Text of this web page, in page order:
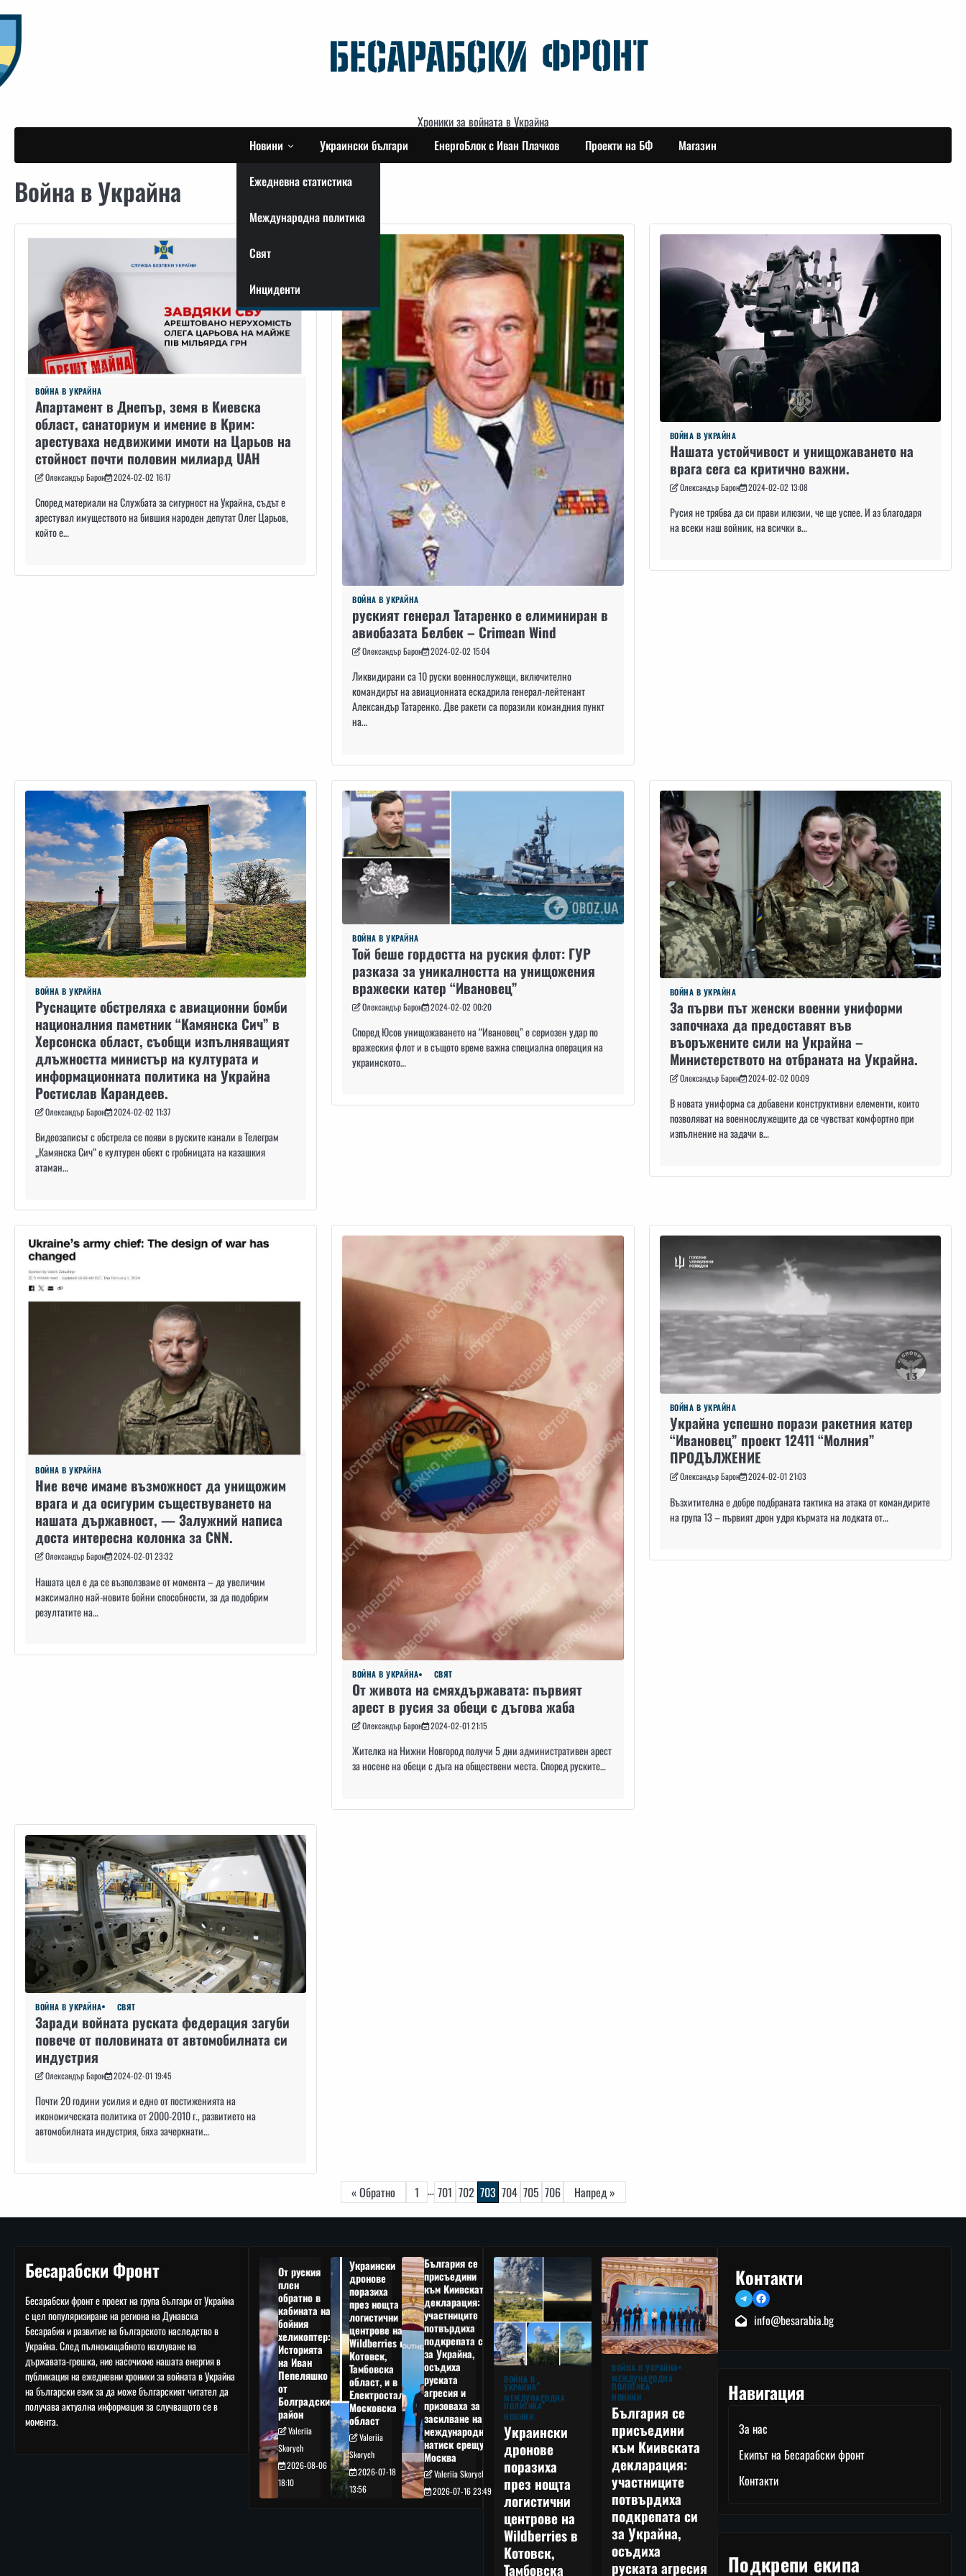
to
content
Хроники за войната в Украйна
Новини
Ежедневна статистика
Международна политика
Свят
Инциденти
Украински българи ЕнергоБлок с Иван Плачков Проекти на БФ Магазин
Война в Украйна
ВОЙНА В УКРАЙНА
Апартамент в Днепър, земя в Киевска
област, санаториум и имение в Крим:
арестуваха недвижими имоти на Царьов на
стойност почти половин милиард UAH
Олександър Барон 2024-02-02 16:17
Според материали на Службата за сигурност на Украйна, съдът е
арестувал имуществото на бившия народен депутат Олег Царьов,
който е…
ВОЙНА В УКРАЙНА
руският генерал Татаренко е елиминиран в
авиобазата Белбек – Crimean Wind
Олександър Барон 2024-02-02 15:04
Ликвидирани са 10 руски военнослужещи, включително
командирът на авиационната ескадрила генерал-лейтенант
Александър Татаренко. Две ракети са поразили командния пункт
на…
ВОЙНА В УКРАЙНА
Нашата устойчивост и унищожаването на
врага сега са критично важни.
Олександър Барон 2024-02-02 13:08
Русия не трябва да си прави илюзии, че ще успее. И аз благодаря
на всеки наш войник, на всички в…
ВОЙНА В УКРАЙНА
Руснаците обстреляха с авиационни бомби
националния паметник “Камянска Сич” в
Херсонска област, съобщи изпълняващият
длъжността министър на културата и
информационната политика на Украйна
Ростислав Карандеев.
Олександър Барон 2024-02-02 11:37
Видеозаписът с обстрела се появи в руските канали в Телеграм
„Камянска Сич“ е културен обект с гробницата на казашкия
атаман…
ВОЙНА В УКРАЙНА
Той беше гордостта на руския флот: ГУР
разказа за уникалността на унищожения
вражески катер “Ивановец”
Олександър Барон 2024-02-02 00:20
Според Юсов унищожаването на “Ивановец” е сериозен удар по
вражеския флот и в същото време важна специална операция на
украинското…
ВОЙНА В УКРАЙНА
За първи път женски военни униформи
започнаха да предоставят във
въоръжените сили на Украйна –
Министерството на отбраната на Украйна.
Олександър Барон 2024-02-02 00:09
В новата униформа са добавени конструктивни елементи, които
позволяват на военнослужещите да се чувстват комфортно при
изпълнение на задачи в…
ВОЙНА В УКРАЙНА
Ние вече имаме възможност да унищожим
врага и да осигурим съществуването на
нашата държавност, — Залужний написа
доста интересна колонка за CNN.
Олександър Барон 2024-02-01 23:32
Нашата цел е да се възползваме от момента – да увеличим
максимално най-новите бойни способности, за да подобрим
резултатите на…
ВОЙНА В УКРАЙНА СВЯТ
От живота на смяхдържавата: първият
арест в русия за обеци с дъгова жаба
Олександър Барон 2024-02-01 21:15
Жителка на Нижни Новгород получи 5 дни административен арест
за носене на обеци с дъга на обществени места. Според руските…
ВОЙНА В УКРАЙНА
Украйна успешно порази ракетния катер
“Ивановец” проект 12411 “Молния”
ПРОДЪЛЖЕНИЕ
Олександър Барон 2024-02-01 21:03
Възхитителна е добре подбраната тактика на атака от командирите
на група 13 – първият дрон удря кърмата на лодката от…
ВОЙНА В УКРАЙНА СВЯТ
Заради войната руската федерация загуби
повече от половината от автомобилната си
индустрия
Олександър Барон 2024-02-01 19:45
Почти 20 години усилия и едно от постиженията на
икономическата политика от 2000-2010 г., развитието на
автомобилната индустрия, бяха зачеркнати…
« Обратно 1 … 701 702 703 704 705 706 Напред »
Бесарабски Фронт
Бесарабски фронт е проект на група българи от Украйна
с цел популяризиране на региона на Дунавска
Бесарабия и развитие на българското наследство в
Украйна. След пълномащабното нахлуване на
държавата-грешка, ние насочихме нашата енергия в
публикация на ежедневни хроники за войната в Украйна
на български език за да може българският читател да
получава актуална информация за случващото се в
момента.
От руския
плен
обратно в
кабината на
бойния
хеликоптер:
Историята
на Иван
Пепеляшко
от
Болградския
район
Valeriia
Skorych
2026-08-06
18:10
Украински
дронове
поразиха
през нощта
логистични
центрове на
Wildberries в
Котовск,
Тамбовска
област, и в
Електростал,
Московска
област
Valeriia
Skorych
2026-07-18
13:56
България се
присъедини
към Киивската
декларация:
участниците
потвърдиха
подкрепата си
за Украйна,
осъдиха
руската
агресия и
призоваха за
засилване на
международния
натиск срещу
Москва
Valeriia Skorych
2026-07-16 23:49
ВОЙНА В
УКРАЙНА
МЕЖДУНАРОДНА
ПОЛИТИКА
НОВИНИ
Украински
дронове
поразиха
през нощта
логистични
центрове на
Wildberries в
Котовск,
Тамбовска
ВОЙНА В УКРАЙНА
МЕЖДУНАРОДНА
ПОЛИТИКА
НОВИНИ
България се
присъедини
към Киивската
декларация:
участниците
потвърдиха
подкрепата си
за Украйна,
осъдиха
руската агресия
Контакти
TelegramFacebook
info@besarabia.bg
Навигация
За нас
Екипът на Бесарабски фронт
Контакти
Подкрепи екипа